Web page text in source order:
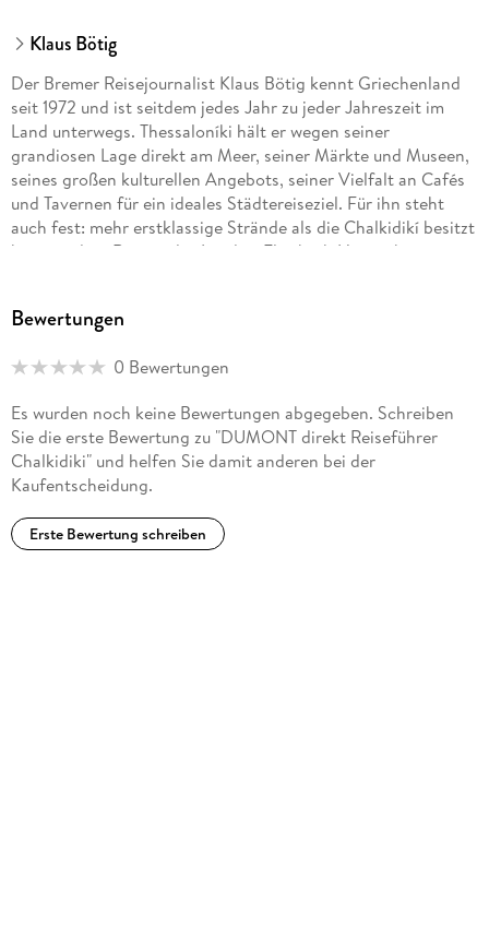
Klaus Bötig
Der Bremer Reisejournalist Klaus Bötig kennt Griechenland
seit 1972 und ist seitdem jedes Jahr zu jeder Jahreszeit im
Land unterwegs. Thessaloníki hält er wegen seiner
grandiosen Lage direkt am Meer, seiner Märkte und Museen,
seines großen kulturellen Angebots, seiner Vielfalt an Cafés
und Tavernen für ein ideales Städtereiseziel. Für ihn steht
auch fest: mehr erstklassige Strände als die Chalkidikí besitzt
keine andere Region des Landes. Elisabeth Heinze bewegt
Thessaloniki ist sie gut vernetzt und schreibt für
Themen mit lokalem Bezug. Regelmäßig zieht es sie für
wieder neue Lieblingsorte entdeckt.
Bewertungen
0 Bewertungen
Es wurden noch keine Bewertungen abgegeben. Schreiben
Sie die erste Bewertung zu "DUMONT direkt Reiseführer
Chalkidiki" und helfen Sie damit anderen bei der
Kaufentscheidung.
Erste Bewertung schreiben